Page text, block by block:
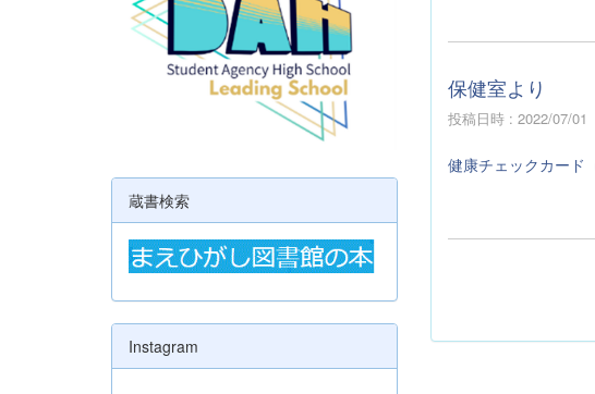
保健室より
投稿日時 : 2022/07/01
健康チェックカード
蔵書検索
Instagram